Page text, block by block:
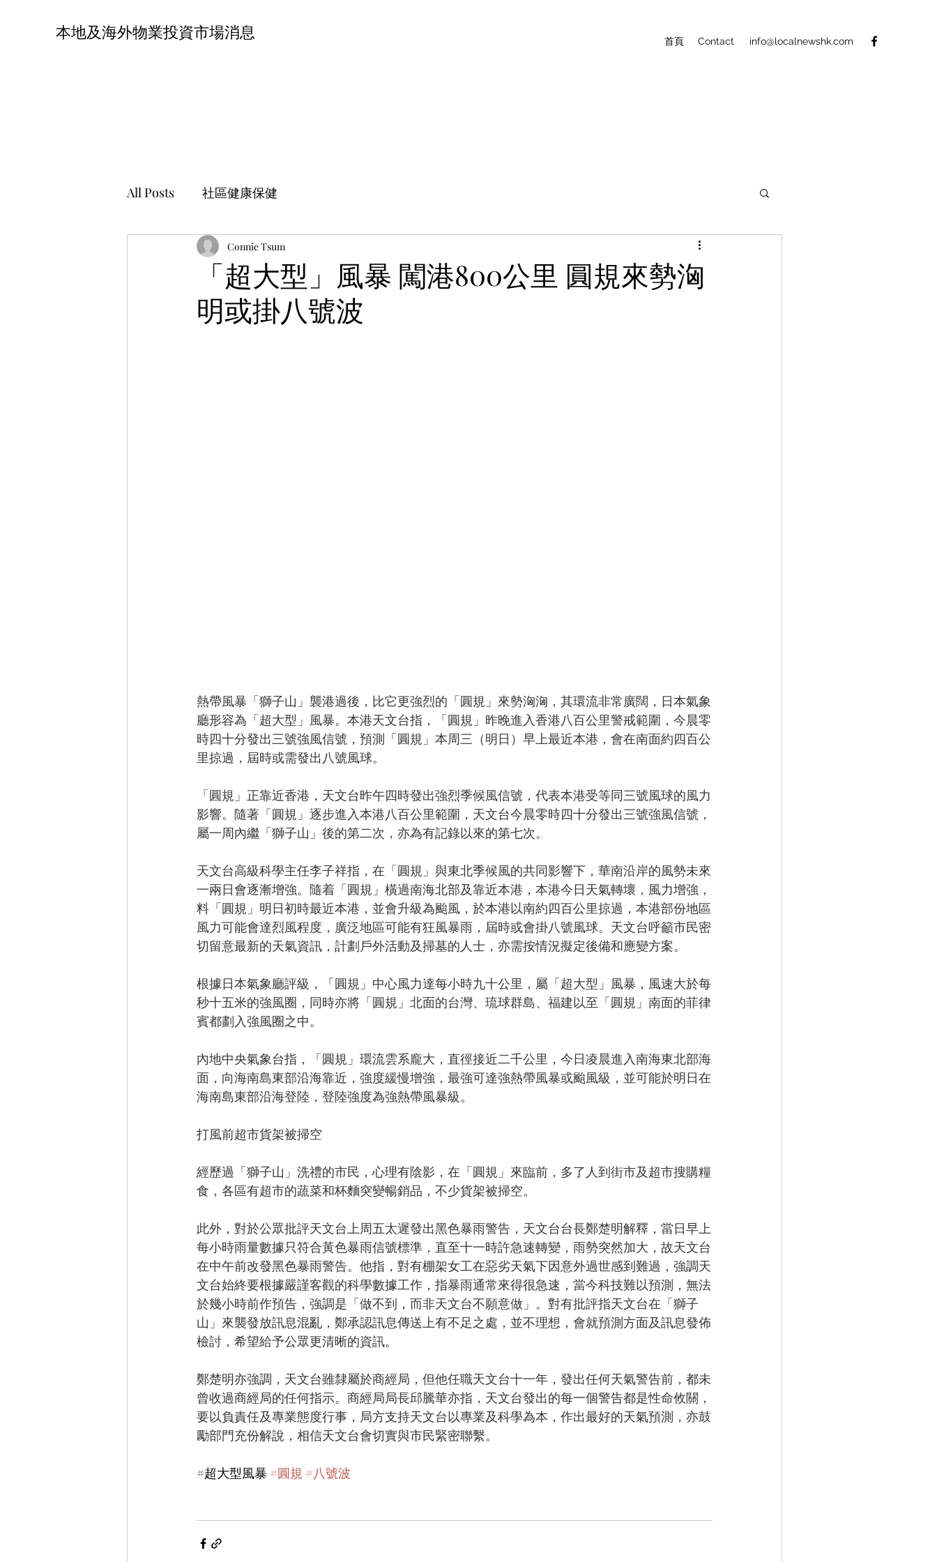
本地及海外物業投資市場消息 首頁 Contact info@localnewshk.com
All Posts 社區健康保健
「超大型」風暴 闖港800公里 圓規來勢洶
明或掛八號波
Connie Tsum
熱帶風暴「獅子山」襲港過後，比它更強烈的「圓規」來勢洶洶，其環流非常廣闊，日本氣象
廳形容為「超大型」風暴。本港天文台指，「圓規」昨晚進入香港八百公里警戒範圍，今晨零
時四十分發出三號強風信號，預測「圓規」本周三（明日）早上最近本港，會在南面約四百公
里掠過，屆時或需發出八號風球。
「圓規」正靠近香港，天文台昨午四時發出強烈季候風信號，代表本港受等同三號風球的風力
影響。隨著「圓規」逐步進入本港八百公里範圍，天文台今晨零時四十分發出三號強風信號，
屬一周內繼「獅子山」後的第二次，亦為有記錄以來的第七次。
天文台高級科學主任李子祥指，在「圓規」與東北季候風的共同影響下，華南沿岸的風勢未來
一兩日會逐漸增強。隨着「圓規」橫過南海北部及靠近本港，本港今日天氣轉壞，風力增強，
料「圓規」明日初時最近本港，並會升級為颱風，於本港以南約四百公里掠過，本港部份地區
風力可能會達烈風程度，廣泛地區可能有狂風暴雨，屆時或會掛八號風球。天文台呼籲市民密
切留意最新的天氣資訊，計劃戶外活動及掃墓的人士，亦需按情況擬定後備和應變方案。
根據日本氣象廳評級，「圓規」中心風力達每小時九十公里，屬「超大型」風暴，風速大於每
秒十五米的強風圈，同時亦將「圓規」北面的台灣、琉球群島、福建以至「圓規」南面的菲律
賓都劃入強風圈之中。
內地中央氣象台指，「圓規」環流雲系龐大，直徑接近二千公里，今日凌晨進入南海東北部海
面，向海南島東部沿海靠近，強度緩慢增強，最強可達強熱帶風暴或颱風級，並可能於明日在
海南島東部沿海登陸，登陸強度為強熱帶風暴級。
打風前超市貨架被掃空
經歷過「獅子山」洗禮的市民，心理有陰影，在「圓規」來臨前，多了人到街市及超市搜購糧
食，各區有超市的蔬菜和杯麵突變暢銷品，不少貨架被掃空。
此外，對於公眾批評天文台上周五太遲發出黑色暴雨警告，天文台台長鄭楚明解釋，當日早上
每小時雨量數據只符合黃色暴雨信號標準，直至十一時許急速轉變，雨勢突然加大，故天文台
在中午前改發黑色暴雨警告。他指，對有棚架女工在惡劣天氣下因意外過世感到難過，強調天
文台始終要根據嚴謹客觀的科學數據工作，指暴雨通常來得很急速，當今科技難以預測，無法
於幾小時前作預告，強調是「做不到，而非天文台不願意做」。對有批評指天文台在「獅子
山」來襲發放訊息混亂，鄭承認訊息傳送上有不足之處，並不理想，會就預測方面及訊息發佈
檢討，希望給予公眾更清晰的資訊。
鄭楚明亦強調，天文台雖隸屬於商經局，但他任職天文台十一年，發出任何天氣警告前，都未
曾收過商經局的任何指示。商經局局長邱騰華亦指，天文台發出的每一個警告都是性命攸關，
要以負責任及專業態度行事，局方支持天文台以專業及科學為本，作出最好的天氣預測，亦鼓
勵部門充份解說，相信天文台會切實與市民緊密聯繫。
#﻿超大型風暴 #圓規 #八號波